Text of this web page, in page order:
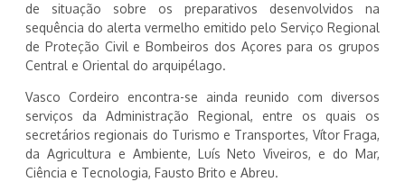
de situação sobre os preparativos desenvolvidos na
sequência do alerta vermelho emitido pelo Serviço Regional
de Proteção Civil e Bombeiros dos Açores para os grupos
Central e Oriental do arquipélago.
Vasco Cordeiro encontra-se ainda reunido com diversos
serviços da Administração Regional, entre os quais os
secretários regionais do Turismo e Transportes, Vítor Fraga,
da Agricultura e Ambiente, Luís Neto Viveiros, e do Mar,
Ciência e Tecnologia, Fausto Brito e Abreu.